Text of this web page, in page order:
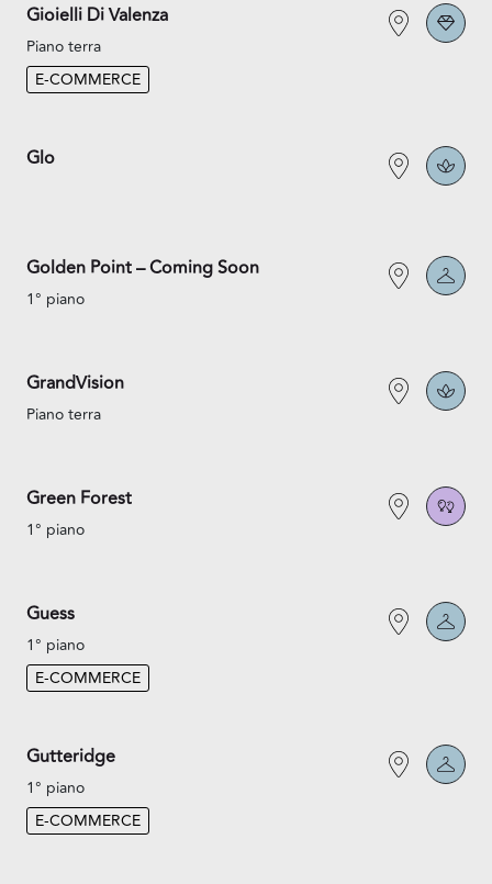
Gioielli Di Valenza
Piano terra
E-COMMERCE
Glo
Golden Point – Coming Soon
1° piano
GrandVision
Piano terra
Green Forest
1° piano
Guess
1° piano
E-COMMERCE
Gutteridge
1° piano
E-COMMERCE